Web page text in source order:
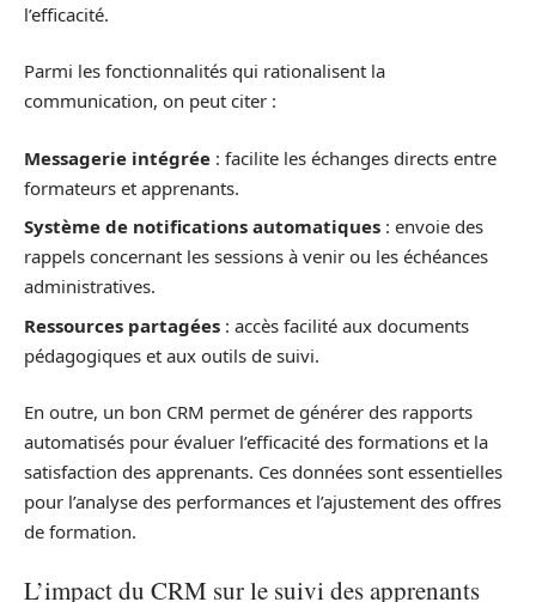
l’efficacité.
Parmi les fonctionnalités qui rationalisent la
communication, on peut citer :
Messagerie intégrée : facilite les échanges directs entre
formateurs et apprenants.
Système de notifications automatiques : envoie des
rappels concernant les sessions à venir ou les échéances
administratives.
Ressources partagées : accès facilité aux documents
pédagogiques et aux outils de suivi.
En outre, un bon CRM permet de générer des rapports
automatisés pour évaluer l’efficacité des formations et la
satisfaction des apprenants. Ces données sont essentielles
pour l’analyse des performances et l’ajustement des offres
de formation.
L’impact du CRM sur le suivi des apprenants